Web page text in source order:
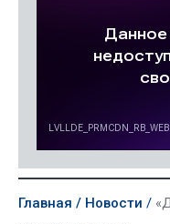
Главная Новости